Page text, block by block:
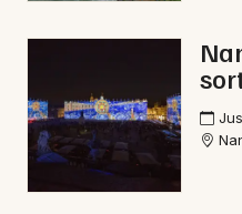
Sorties famille en
Sorties famille en